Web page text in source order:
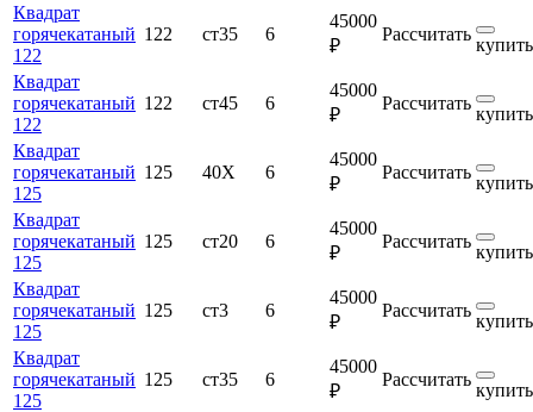
Квадрат
горячекатаный
122
122 ст35 6
45000
₽
Рассчитать
купить
Квадрат
горячекатаный
122
122 ст45 6
45000
₽
Рассчитать
купить
Квадрат
горячекатаный
125
125 40Х 6
45000
₽
Рассчитать
купить
Квадрат
горячекатаный
125
125 ст20 6
45000
₽
Рассчитать
купить
Квадрат
горячекатаный
125
125 ст3 6
45000
₽
Рассчитать
купить
Квадрат
горячекатаный
125
125 ст35 6
45000
₽
Рассчитать
купить